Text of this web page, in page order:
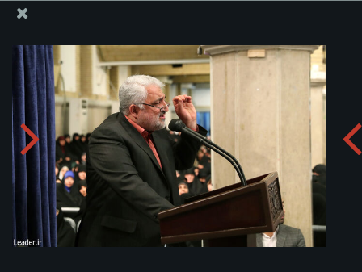
İslam İnkılabı Lideri'nin Hac ve Ziyaret Kurumu
yetkililerini kabul etmesi
Albümü indirin: